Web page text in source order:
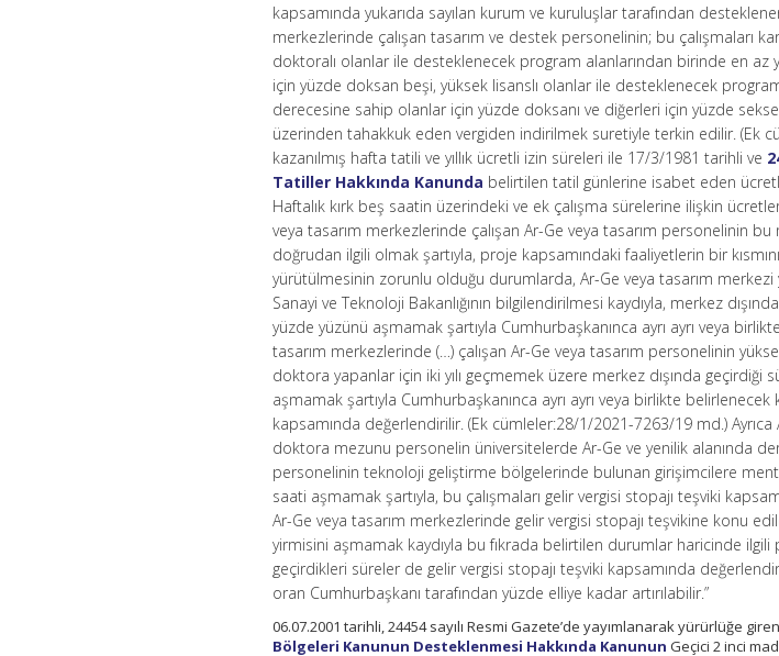
kapsamında yukarıda sayılan kurum ve kuruluşlar tarafından
merkezlerinde çalışan tasarım ve destek personelinin; bu çalışmaları
doktoralı olanlar ile desteklenecek program alanlarından birinde en
için yüzde doksan beşi, yüksek lisanslı olanlar ile desteklenecek
derecesine sahip olanlar için yüzde doksanı ve diğerleri için yüzde
üzerinden tahakkuk eden vergiden indirilmek suretiyle terkin edilir. (Ek
kazanılmış hafta tatili ve yıllık ücretli izin süreleri ile 17/3/1981 tarihli ve
Tatiller Hakkında Kanunda belirtilen tatil günlerine isabet eden
Haftalık kırk beş saatin üzerindeki ve ek çalışma sürelerine ilişkin
veya tasarım merkezlerinde çalışan Ar-Ge veya tasarım personelinin
doğrudan ilgili olmak şartıyla, proje kapsamındaki faaliyetlerin bir
yürütülmesinin zorunlu olduğu durumlarda, Ar-Ge veya tasarım merkezi
Sanayi ve Teknoloji Bakanlığının bilgilendirilmesi kaydıyla, merkez
yüzde yüzünü aşmamak şartıyla Cumhurbaşkanınca ayrı ayrı veya
tasarım merkezlerinde (…) çalışan Ar-Ge veya tasarım personelinin
doktora yapanlar için iki yılı geçmemek üzere merkez dışında geçirdiği
aşmamak şartıyla Cumhurbaşkanınca ayrı ayrı veya birlikte belirlenecek
kapsamında değerlendirilir. (Ek cümleler:28/1/2021-7263/19 md.)
doktora mezunu personelin üniversitelerde Ar-Ge ve yenilik alanında
personelinin teknoloji geliştirme bölgelerinde bulunan girişimcilere
saati aşmamak şartıyla, bu çalışmaları gelir vergisi stopajı teşviki
Ar-Ge veya tasarım merkezlerinde gelir vergisi stopajı teşvikine konu
yirmisini aşmamak kaydıyla bu fıkrada belirtilen durumlar haricinde ilgili
geçirdikleri süreler de gelir vergisi stopajı teşviki kapsamında
oran Cumhurbaşkanı tarafından yüzde elliye kadar artırılabilir.”
06.07.2001 tarihli, 24454 sayılı Resmi Gazete’de yayımlanarak yürürlüğe giren
Bölgeleri Kanunun Desteklenmesi Hakkında Kanunun Geçici 2 inci